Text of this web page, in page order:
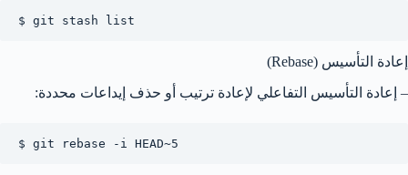
$ git stash list
إعادة التأسيس (Rebase)
– إعادة التأسيس التفاعلي لإعادة ترتيب أو حذف إيداعات محددة:
$ git rebase -i HEAD~5